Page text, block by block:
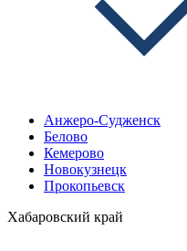
Анжеро-Судженск
Белово
Кемерово
Новокузнецк
Прокопьевск
Хабаровский край